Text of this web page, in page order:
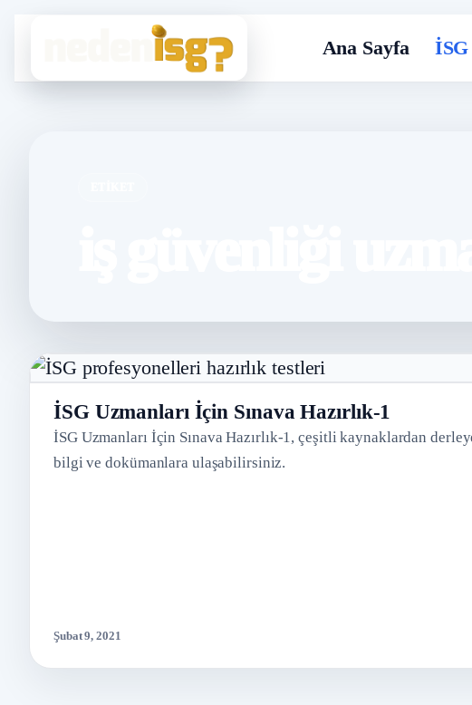
Ana Sayfa
İSG Uzmanları İçin Sınava Hazırlık-1
İSG Uzmanları İçin Sınava Hazırlık-1, çeşitli kaynaklardan
bilgi ve dokümanlara ulaşabilirsiniz.
Şubat 9, 2021